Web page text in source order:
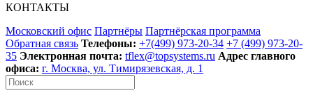
КОНТАКТЫ
Московский офис Партнёры Партнёрская программа
Обратная связь Телефоны: +7(499) 973-20-34 +7 (499) 973-20-
35 Электронная почта: tflex@topsystems.ru Адрес главного
офиса: г. Москва, ул. Тимирязевская, д. 1